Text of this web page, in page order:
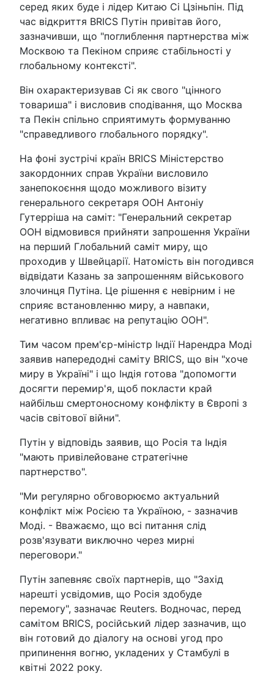
серед яких буде і лідер Китаю Сі Цзіньпін. Під
час відкриття BRICS Путін привітав його,
зазначивши, що "поглиблення партнерства між
Москвою та Пекіном сприяє стабільності у
глобальному контексті".
Він охарактеризував Сі як свого "цінного
товариша" і висловив сподівання, що Москва
та Пекін спільно сприятимуть формуванню
"справедливого глобального порядку".
На фоні зустрічі країн BRICS Міністерство
закордонних справ України висловило
занепокоєння щодо можливого візиту
генерального секретаря ООН Антоніу
Гутерріша на саміт: "Генеральний секретар
ООН відмовився прийняти запрошення України
на перший Глобальний саміт миру, що
проходив у Швейцарії. Натомість він погодився
відвідати Казань за запрошенням військового
злочинця Путіна. Це рішення є невірним і не
сприяє встановленню миру, а навпаки,
негативно впливає на репутацію ООН".
Тим часом прем'єр-міністр Індії Нарендра Моді
заявив напередодні саміту BRICS, що він "хоче
миру в Україні" і що Індія готова "допомогти
досягти перемир'я, щоб покласти край
найбільш смертоносному конфлікту в Європі з
часів світової війни".
Путін у відповідь заявив, що Росія та Індія
"мають привілейоване стратегічне
партнерство".
"Ми регулярно обговорюємо актуальний
конфлікт між Росією та Україною, - зазначив
Моді. - Вважаємо, що всі питання слід
розв'язувати виключно через мирні
переговори."
Путін запевняє своїх партнерів, що "Захід
нарешті усвідомив, що Росія здобуде
перемогу", зазначає Reuters. Водночас, перед
самітом BRICS, російський лідер зазначив, що
він готовий до діалогу на основі угод про
припинення вогню, укладених у Стамбулі в
квітні 2022 року.